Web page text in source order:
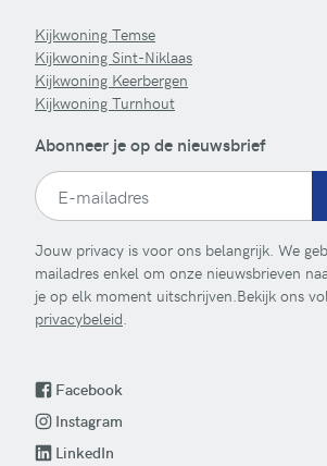
Kijkwoning Temse
Kijkwoning Sint-Niklaas
Kijkwoning Keerbergen
Kijkwoning Turnhout
Abonneer je op de nieuwsbrief
Jouw privacy is voor ons belangrijk. We
mailadres enkel om onze nieuwsbrieven
je op elk moment uitschrijven.Bekijk ons
privacybeleid.
Facebook
Instagram
LinkedIn